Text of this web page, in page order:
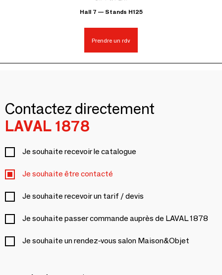
Hall 7 — Stands H125
Prendre un rdv
Contactez directement
LAVAL 1878
Je souhaite recevoir le catalogue
Je souhaite être contacté
Je souhaite recevoir un tarif / devis
Je souhaite passer commande auprès de LAVAL 1878
Je souhaite un rendez-vous salon Maison&Objet